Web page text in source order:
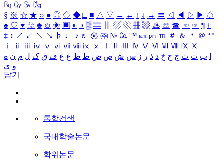
㏃ ㏉ ㏜ ㏆
§ ※ ☆ ★ ○ ● ◎ ◇ ◆ □ ■ △ ▽ → ← ↑ ↓ ↔ 〓 ◁ ◀ ▷ ▶ ♤
♠ ♡ ♥ ♧ ♣ ⊙ ◈ ▣ ◐ ◑ ▒ ▤ ▨ ▧ ▦ ▩ ♨ ☏ ☎ ☜ ☞ ¶ †
‡ ↕ ↗ ↙ ↖ ↘ ♭ ♩ ♪ ♬ ㉿ ㈜ № ㏇ ™ ㏂ ㏘ ℡ ＃ ＆ ＊ ＠ ª º
ⅰ
ⅱ ⅲ ⅳ ⅴ ⅵ ⅶ ⅷ ⅸ ⅹ Ⅳ Ⅴ Ⅵ Ⅶ Ⅷ Ⅸ Ⅹ
ب ت ث ج ح خ د ذ ر ز س ش ص ض ط ظ ع غ ف ق ک ل م ن ه
و ی
닫기
통합검색
국내학술논문
학위논문